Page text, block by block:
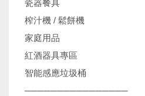
瓷器餐具
榨汁機 / 鬆餅機
家庭用品
紅酒器具專區
智能感應垃圾桶
────────────────